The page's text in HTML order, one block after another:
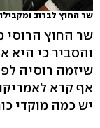
שר החוץ לברוב
שר החוץ הרוסי
והסביר כי היא
שיזמה רוסיה
אף קרא
יש כמה מוקדי